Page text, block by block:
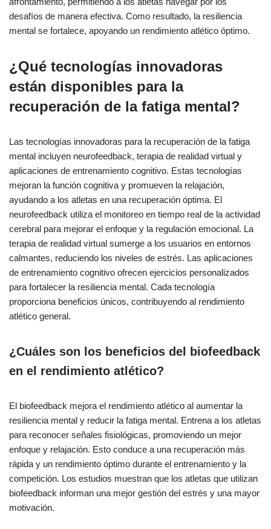
desafíos de manera efectiva. Como resultado, la resiliencia
mental se fortalece, apoyando un rendimiento atlético óptimo.
¿Qué tecnologías innovadoras
están disponibles para la
recuperación de la fatiga mental?
Las tecnologías innovadoras para la recuperación de la fatiga
mental incluyen neurofeedback, terapia de realidad virtual y
aplicaciones de entrenamiento cognitivo. Estas tecnologías
mejoran la función cognitiva y promueven la relajación,
ayudando a los atletas en una recuperación óptima. El
neurofeedback utiliza el monitoreo en tiempo real de la actividad
cerebral para mejorar el enfoque y la regulación emocional. La
terapia de realidad virtual sumerge a los usuarios en entornos
calmantes, reduciendo los niveles de estrés. Las aplicaciones
de entrenamiento cognitivo ofrecen ejercicios personalizados
para fortalecer la resiliencia mental. Cada tecnología
proporciona beneficios únicos, contribuyendo al rendimiento
atlético general.
¿Cuáles son los beneficios del biofeedback
en el rendimiento atlético?
El biofeedback mejora el rendimiento atlético al aumentar la
resiliencia mental y reducir la fatiga mental. Entrena a los atletas
para reconocer señales fisiológicas, promoviendo un mejor
enfoque y relajación. Esto conduce a una recuperación más
rápida y un rendimiento óptimo durante el entrenamiento y la
competición. Los estudios muestran que los atletas que utilizan
biofeedback informan una mejor gestión del estrés y una mayor
motivación.